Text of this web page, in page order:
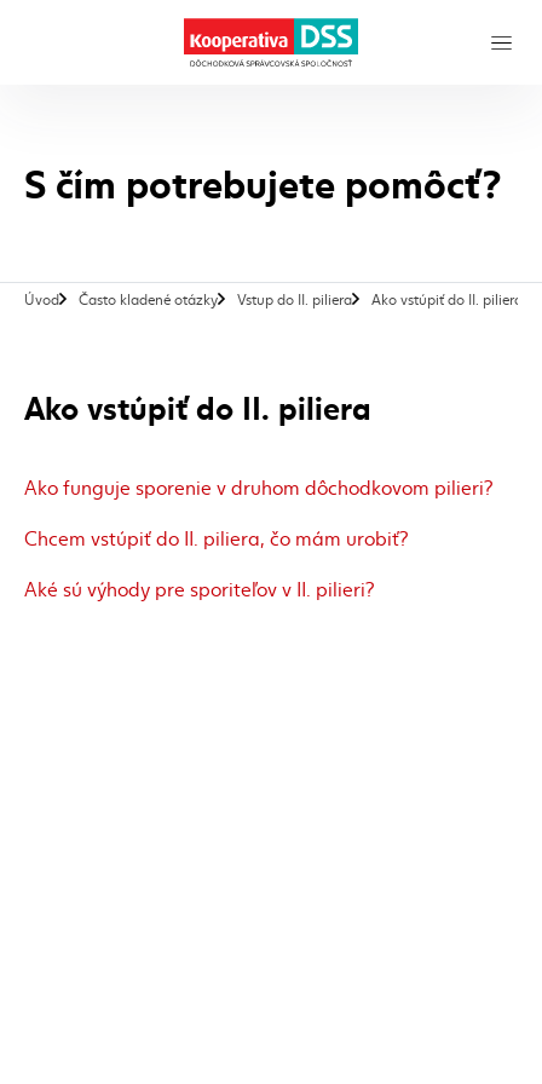
S čím potrebujete pomôcť?
Úvod Často kladené otázky Vstup do II. piliera Ako vstúpiť do II. piliera
Ako vstúpiť do II. piliera
Ako funguje sporenie v druhom dôchodkovom pilieri?
Chcem vstúpiť do II. piliera, čo mám urobiť?
Aké sú výhody pre sporiteľov v II. pilieri?